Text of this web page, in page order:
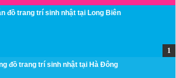
đồ trang trí sinh nhật tại Long Biên
đồ trang trí sinh nhật tại Hà Đông